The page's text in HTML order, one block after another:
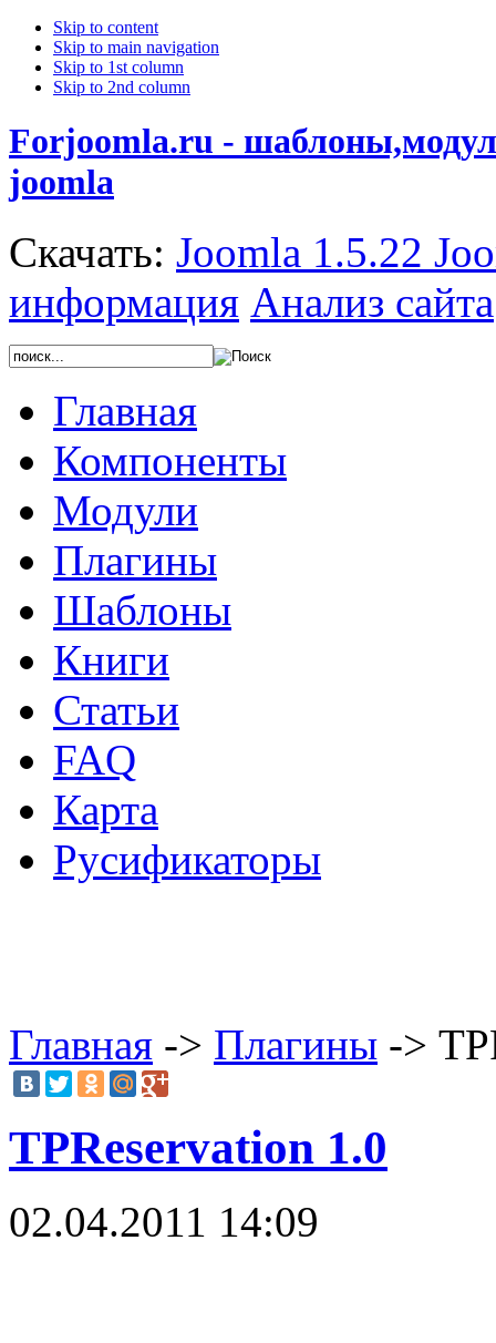
Skip to content
Skip to main navigation
Skip to 1st column
Skip to 2nd column
Forjoomla.ru -
joomla
Скачать: Joomla 1.5.22
информация Анализ сайта
Главная
Компоненты
Модули
Плагины
Шаблоны
Книги
Статьи
FAQ
Карта
Русификаторы
Главная -> Плагины ->
TPReservation 1.0
02.04.2011 14:09